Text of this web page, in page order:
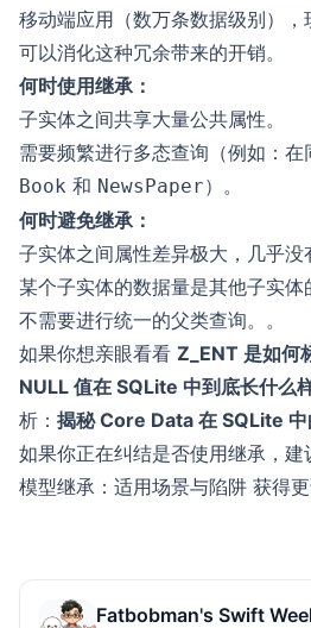
移动端应用（数万条数据级别）
可以消化这种冗余带来的开销。
何时使用继承：
子实体之间共享大量公共属性。
需要频繁进行多态查询（例如：
Book 和 NewsPaper）。
何时避免继承：
子实体之间属性差异极大，几乎没
某个子实体的数据量是其他子实体
不需要进行统一的父类查询。。
如果你想亲眼看看 Z_ENT 是如何
NULL 值在 SQLite 中到底长什么
析： 揭秘 Core Data 在 SQLite
如果你正在纠结是否使用继承，建
模型继承：适用场景与陷阱 获得更
Fatbobman's Swift